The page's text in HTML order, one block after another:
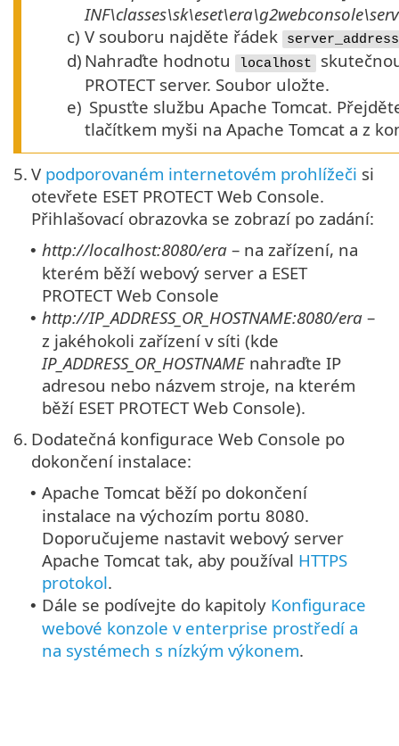
c) V souboru najděte řádek
d) Nahraďte hodnotu localhost
PROTECT server. Soubor uložte.
e) Spusťte službu Apache Tomcat.
tlačítkem myši na Apache Tomcat a z
5. V podporovaném internetovém prohlížeči si
otevřete ESET PROTECT Web Console.
Přihlašovací obrazovka se zobrazí po zadání:
• http://localhost:8080/era – na zařízení, na
kterém běží webový server a ESET
PROTECT Web Console
• http://IP_ADDRESS_OR_HOSTNAME:8080/era –
z jakéhokoli zařízení v síti (kde
IP_ADDRESS_OR_HOSTNAMEnahraďte IP
adresou nebo názvem stroje, na kterém
běží ESET PROTECT Web Console).
6. Dodatečná konfigurace Web Console po
dokončení instalace:
• Apache Tomcat běží po dokončení
instalace na výchozím portu 8080.
Doporučujeme nastavit webový server
Apache Tomcat tak, aby používal HTTPS
protokol.
• Dále se podívejte do kapitoly Konfigurace
webové konzole v enterprise prostředí a
na systémech s nízkým výkonem.